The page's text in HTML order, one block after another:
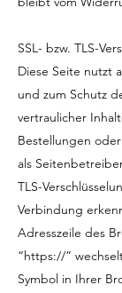
SSL- bzw. TLS-
Diese Seite nutzt
und zum Schutz
vertraulicher
Bestellungen
als
TLS-
Verbindung
Adresszeile des
“https://”
Symbol in Ihrer